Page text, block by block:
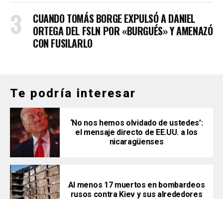
CUANDO TOMÁS BORGE EXPULSÓ A DANIEL
ORTEGA DEL FSLN POR «BURGUÉS» Y AMENAZÓ
CON FUSILARLO
Te podría interesar
‘No nos hemos olvidado de ustedes’:
el mensaje directo de EE.UU. a los
nicaragüenses
Al menos 17 muertos en bombardeos
rusos contra Kiev y sus alrededores